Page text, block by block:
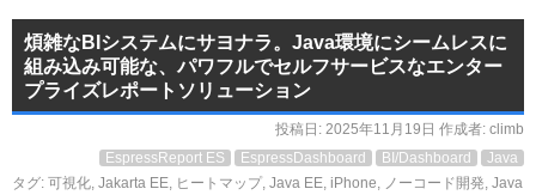
煩雑なBIシステムにサヨナラ。Java環境にシームレスに
組み込み可能な、パワフルでセルフサービスなエンター
プライズレポートソリューション
投稿日: 2025年11月19日 作成者: climb
EspressReport ES
EspressDashboard BI/Dashboard
Java
タグ: 可視化, Jakarta EE, ヒートマップ, Java EE, iPhone, ノーコード開発, Java